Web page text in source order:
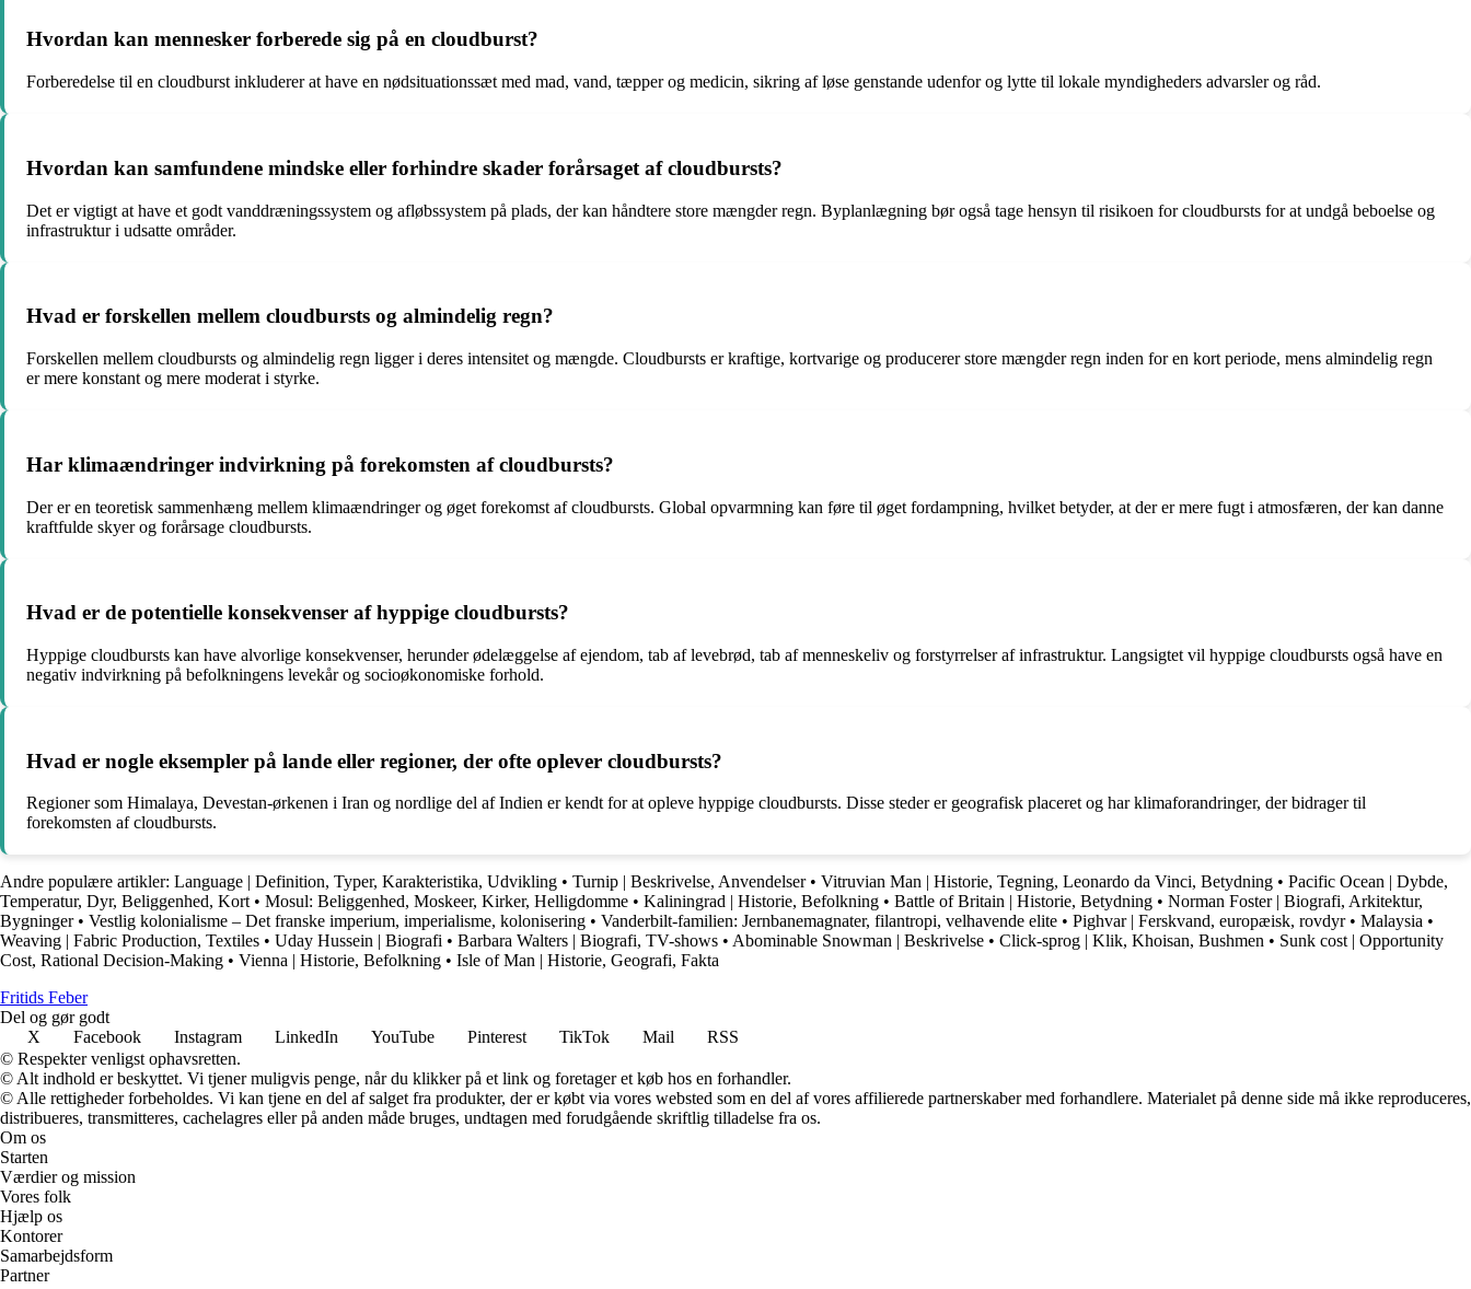
Hvordan kan mennesker forberede sig på en cloudburst?
Forberedelse til en cloudburst inkluderer at have en nødsituationssæt med mad, vand, tæpper og medicin, sikring af løse genstande udenfor og lytte til lokale myndigheders advarsler og råd.
Hvordan kan samfundene mindske eller forhindre skader forårsaget af cloudbursts?
Det er vigtigt at have et godt vanddræningssystem og afløbssystem på plads, der kan håndtere store mængder regn. Byplanlægning bør også tage hensyn til risikoen for cloudbursts for at undgå beboelse og
infrastruktur i udsatte områder.
Hvad er forskellen mellem cloudbursts og almindelig regn?
Forskellen mellem cloudbursts og almindelig regn ligger i deres intensitet og mængde. Cloudbursts er kraftige, kortvarige og producerer store mængder regn inden for en kort periode, mens almindelig regn
er mere konstant og mere moderat i styrke.
Har klimaændringer indvirkning på forekomsten af cloudbursts?
Der er en teoretisk sammenhæng mellem klimaændringer og øget forekomst af cloudbursts. Global opvarmning kan føre til øget fordampning, hvilket betyder, at der er mere fugt i atmosfæren, der kan danne
kraftfulde skyer og forårsage cloudbursts.
Hvad er de potentielle konsekvenser af hyppige cloudbursts?
Hyppige cloudbursts kan have alvorlige konsekvenser, herunder ødelæggelse af ejendom, tab af levebrød, tab af menneskeliv og forstyrrelser af infrastruktur. Langsigtet vil hyppige cloudbursts også have en
negativ indvirkning på befolkningens levekår og socioøkonomiske forhold.
Hvad er nogle eksempler på lande eller regioner, der ofte oplever cloudbursts?
Regioner som Himalaya, Devestan-ørkenen i Iran og nordlige del af Indien er kendt for at opleve hyppige cloudbursts. Disse steder er geografisk placeret og har klimaforandringer, der bidrager til
forekomsten af cloudbursts.
Andre populære artikler: Language | Definition, Typer, Karakteristika, Udvikling • Turnip | Beskrivelse, Anvendelser• Vitruvian Man | Historie, Tegning, Leonardo da Vinci, Betydning • Pacific Ocean | Dybde,
Temperatur, Dyr, Beliggenhed, Kort • Mosul: Beliggenhed, Moskeer, Kirker, Helligdomme • Kaliningrad | Historie, Befolkning • Battle of Britain | Historie, Betydning • Norman Foster | Biografi, Arkitektur,
Bygninger • Vestlig kolonialisme – Det franske imperium, imperialisme, kolonisering • Vanderbilt-familien: Jernbanemagnater, filantropi, velhavende elite • Pighvar | Ferskvand, europæisk, rovdyr• Malaysia •
Weaving | Fabric Production, Textiles • Uday Hussein | Biografi • Barbara Walters | Biografi, TV-shows • Abominable Snowman | Beskrivelse • Click-sprog | Klik, Khoisan, Bushmen • Sunk cost | Opportunity
Cost, Rational Decision-Making • Vienna | Historie, Befolkning • Isle of Man | Historie, Geografi, Fakta
Fritids Feber
Del og gør godt
X
Facebook Instagram LinkedIn YouTube Pinterest TikTok Mail
RSS
© Respekter venligst ophavsretten.
© Alt indhold er beskyttet. Vi tjener muligvis penge, når du klikker på et link og foretager et køb hos en forhandler.
© Alle rettigheder forbeholdes. Vi kan tjene en del af salget fra produkter, der er købt via vores websted som en del af vores affilierede partnerskaber med forhandlere. Materialet på denne side må ikke reproduceres,
distribueres, transmitteres, cachelagres eller på anden måde bruges, undtagen med forudgående skriftlig tilladelse fra os.
Om os
Starten
Værdier og mission
Vores folk
Hjælp os
Kontorer
Samarbejdsform
Partner